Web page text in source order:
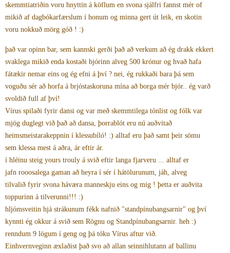
skemmtiatriðin voru hnyttin á köflum en svona sjálfri fannst mér of
mikið af dagbókarfærslum í honum og minna gert út leik, en skotin
voru nokkuð mörg góð ! :)
það var opinn bar, sem kannski gerði það að verkum að ég drakk ekkert
svaklega mikið enda kostaði bjórinn alveg 500 krónur og hvað hafa
fátækir nemar eins og ég efni á því ? nei, ég rukkaði bara þá sem
voguðu sér að horfa á brjóstaskoruna mína að borga mér bjór.. ég varð
svoldið full af því!
Vírus spilaði fyrir dansi og var með skemmtilega tónlist og fólk var
mjög duglegt við það að dansa, þorrablót eru nú auðvitað
heimsmeistarakeppnin í klessubíló! :) alltaf eru það samt þeir sömu
sem klessa mest á aðra, ár eftir ár.
í hléinu steig yours trouly á svið eftir langa fjarveru ... alltaf er
jafn rooosalega gaman að heyra í sér í hátölurunum, jáh, alveg
tilvalið fyrir svona háværa manneskju eins og mig ! þetta er auðvita
toppurinn á tilverunni!!! :)
hljómsveitin hjá strákunum fékk nafnið "standpínubangsarnir" og því
kynnti ég okkur á svið sem Rögnu og Standpínubangsarnir. heh :)
renndum 9 lögum í geng og þá tóku Vírus aftur við.
Einhvernveginn æxlaðist það svo að allan seinnihlutann af ballinu